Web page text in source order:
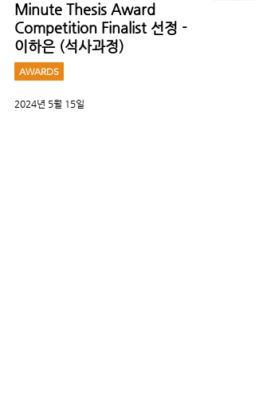
Minute Thesis Award
Competition Finalist 선정 -
이하은 (석사과정)
AWARDS
2024년 5월 15일